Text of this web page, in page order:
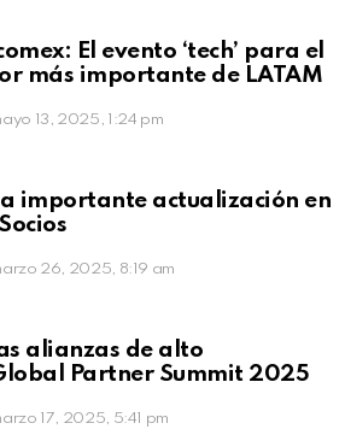
El evento ‘tech’ para el
más importante de LATAM
13, 2025, 1:24 pm
importante actualización en
26, 2025, 8:19 am
alianzas de alto
Partner Summit 2025
17, 2025, 5:41 pm